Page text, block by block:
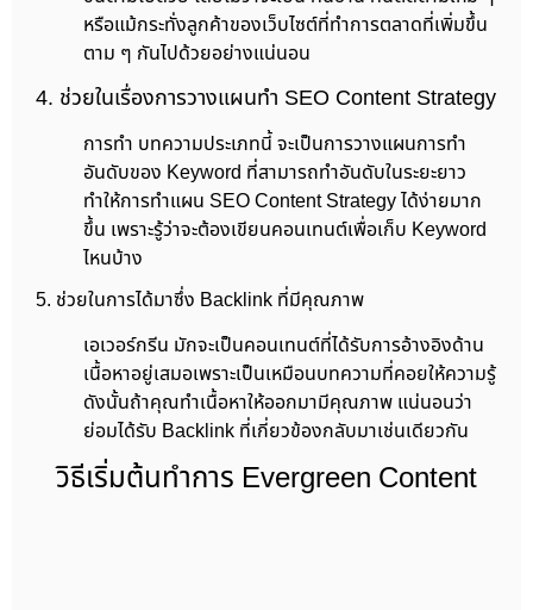
หรือแม้กระทั่งลูกค้าของเว็บไซต์ที่ทำการตลาดที่เพิ่มขึ้น
ตาม ๆ กันไปด้วยอย่างแน่นอน
4. ช่วยในเรื่องการวางแผนทำ SEO Content Strategy
การทำ บทความประเภทนี้ จะเป็นการวางแผนการทำ
อันดับของ Keyword ที่สามารถทำอันดับในระยะยาว
ทำให้การทำแผน SEO Content Strategy ได้ง่ายมาก
ขึ้น เพราะรู้ว่าจะต้องเขียนคอนเทนต์เพื่อเก็บ Keyword
ไหนบ้าง
5. ช่วยในการได้มาซึ่ง Backlink ที่มีคุณภาพ
เอเวอร์กรีน มักจะเป็นคอนเทนต์ที่ได้รับการอ้างอิงด้าน
เนื้อหาอยู่เสมอเพราะเป็นเหมือนบทความที่คอยให้ความรู้
ดังนั้นถ้าคุณทำเนื้อหาให้ออกมามีคุณภาพ แน่นอนว่า
ย่อมได้รับ Backlink ที่เกี่ยวข้องกลับมาเช่นเดียวกัน
วิธีเริ่มต้นทำการ Evergreen Content